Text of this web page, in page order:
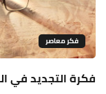
فكر معاصر
فكرة التجديد في